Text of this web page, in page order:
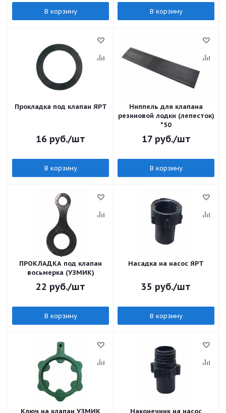
В корзину В корзину
Прокладка под клапан ЯРТ
16 руб./шт
В корзину
Ниппель для клапана
резиновой лодки (лепесток)
*50
17руб./шт
В корзину
ПРОКЛАДКА под клапан
восьмерка (УЗМИК)
22 руб./шт
В корзину
Насадка на насос ЯРТ
35 руб./шт
В корзину
Ключ на клапан УЗМИК
Наконечник на насос